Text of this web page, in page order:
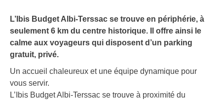
L’Ibis Budget Albi-Terssac se trouve en périphérie, à
seulement 6 km du centre historique. Il offre ainsi le
calme aux voyageurs qui disposent d’un parking
gratuit, privé.
Un accueil chaleureux et une équipe dynamique pour
vous servir.
L’Ibis Budget Albi-Terssac se trouve à proximité du